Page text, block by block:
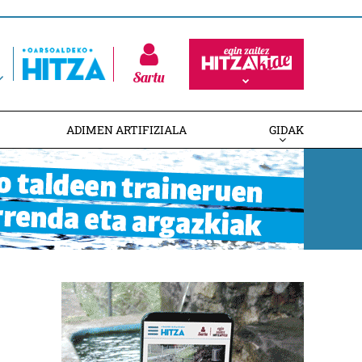
Sartu
ADIMEN ARTIFIZIALA GIDAK